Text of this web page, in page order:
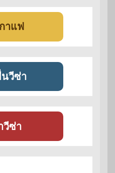
าแฟ
นวีซ่า
วีซ่า